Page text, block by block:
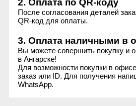
2. Оплата по QR-коду
После согласования деталей
QR-код для оплаты.
3. Оплата наличными в
Вы можете совершить покупку и
в Ангарске!
Для возможности покупки в
заказ или ID. Для получения
WhatsApp.